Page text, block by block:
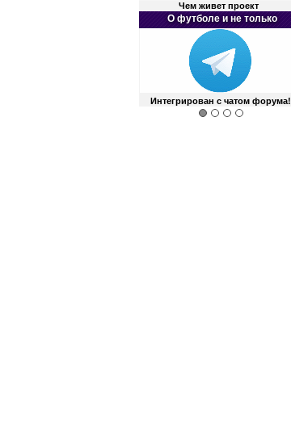
Чем живет проект
О футболе и не только
Интегрирован с чатом форума!